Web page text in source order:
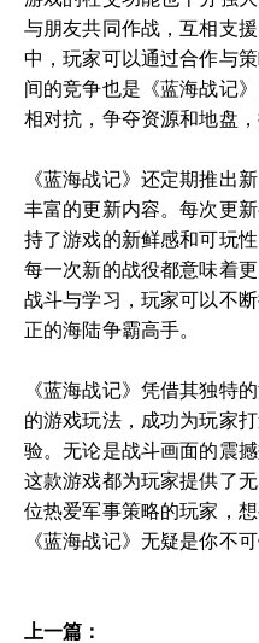
与朋友共同作战，互相支
中，玩家可以通过合作与
间的竞争也是《蓝海战记
相对抗，争夺资源和地盘
《蓝海战记》还定期推出
丰富的更新内容。每次更
持了游戏的新鲜感和可玩
每一次新的战役都意味着
战斗与学习，玩家可以不
正的海陆争霸高手。
《蓝海战记》凭借其独特
的游戏玩法，成功为玩家
验。无论是战斗画面的震
这款游戏都为玩家提供了
位热爱军事策略的玩家，
《蓝海战记》无疑是你不
上一篇：